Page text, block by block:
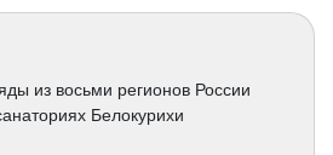
из восьми регионов России
Белокурихи